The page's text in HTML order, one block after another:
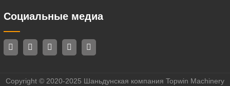
Социальные медиа
Copyright © 2020-2025 Шаньдунская компания Topwin Machinery